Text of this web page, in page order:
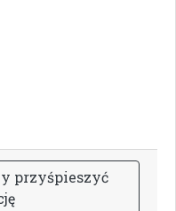
y przyśpieszyć
ję